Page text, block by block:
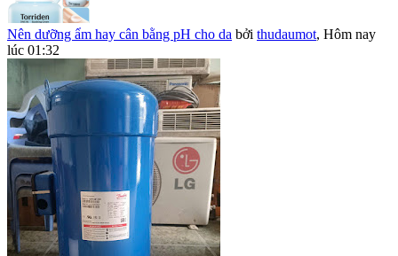
Nên dưỡng ẩm hay cân bằng pH cho da bởi thudaumot, Hôm nay
lúc 01:32